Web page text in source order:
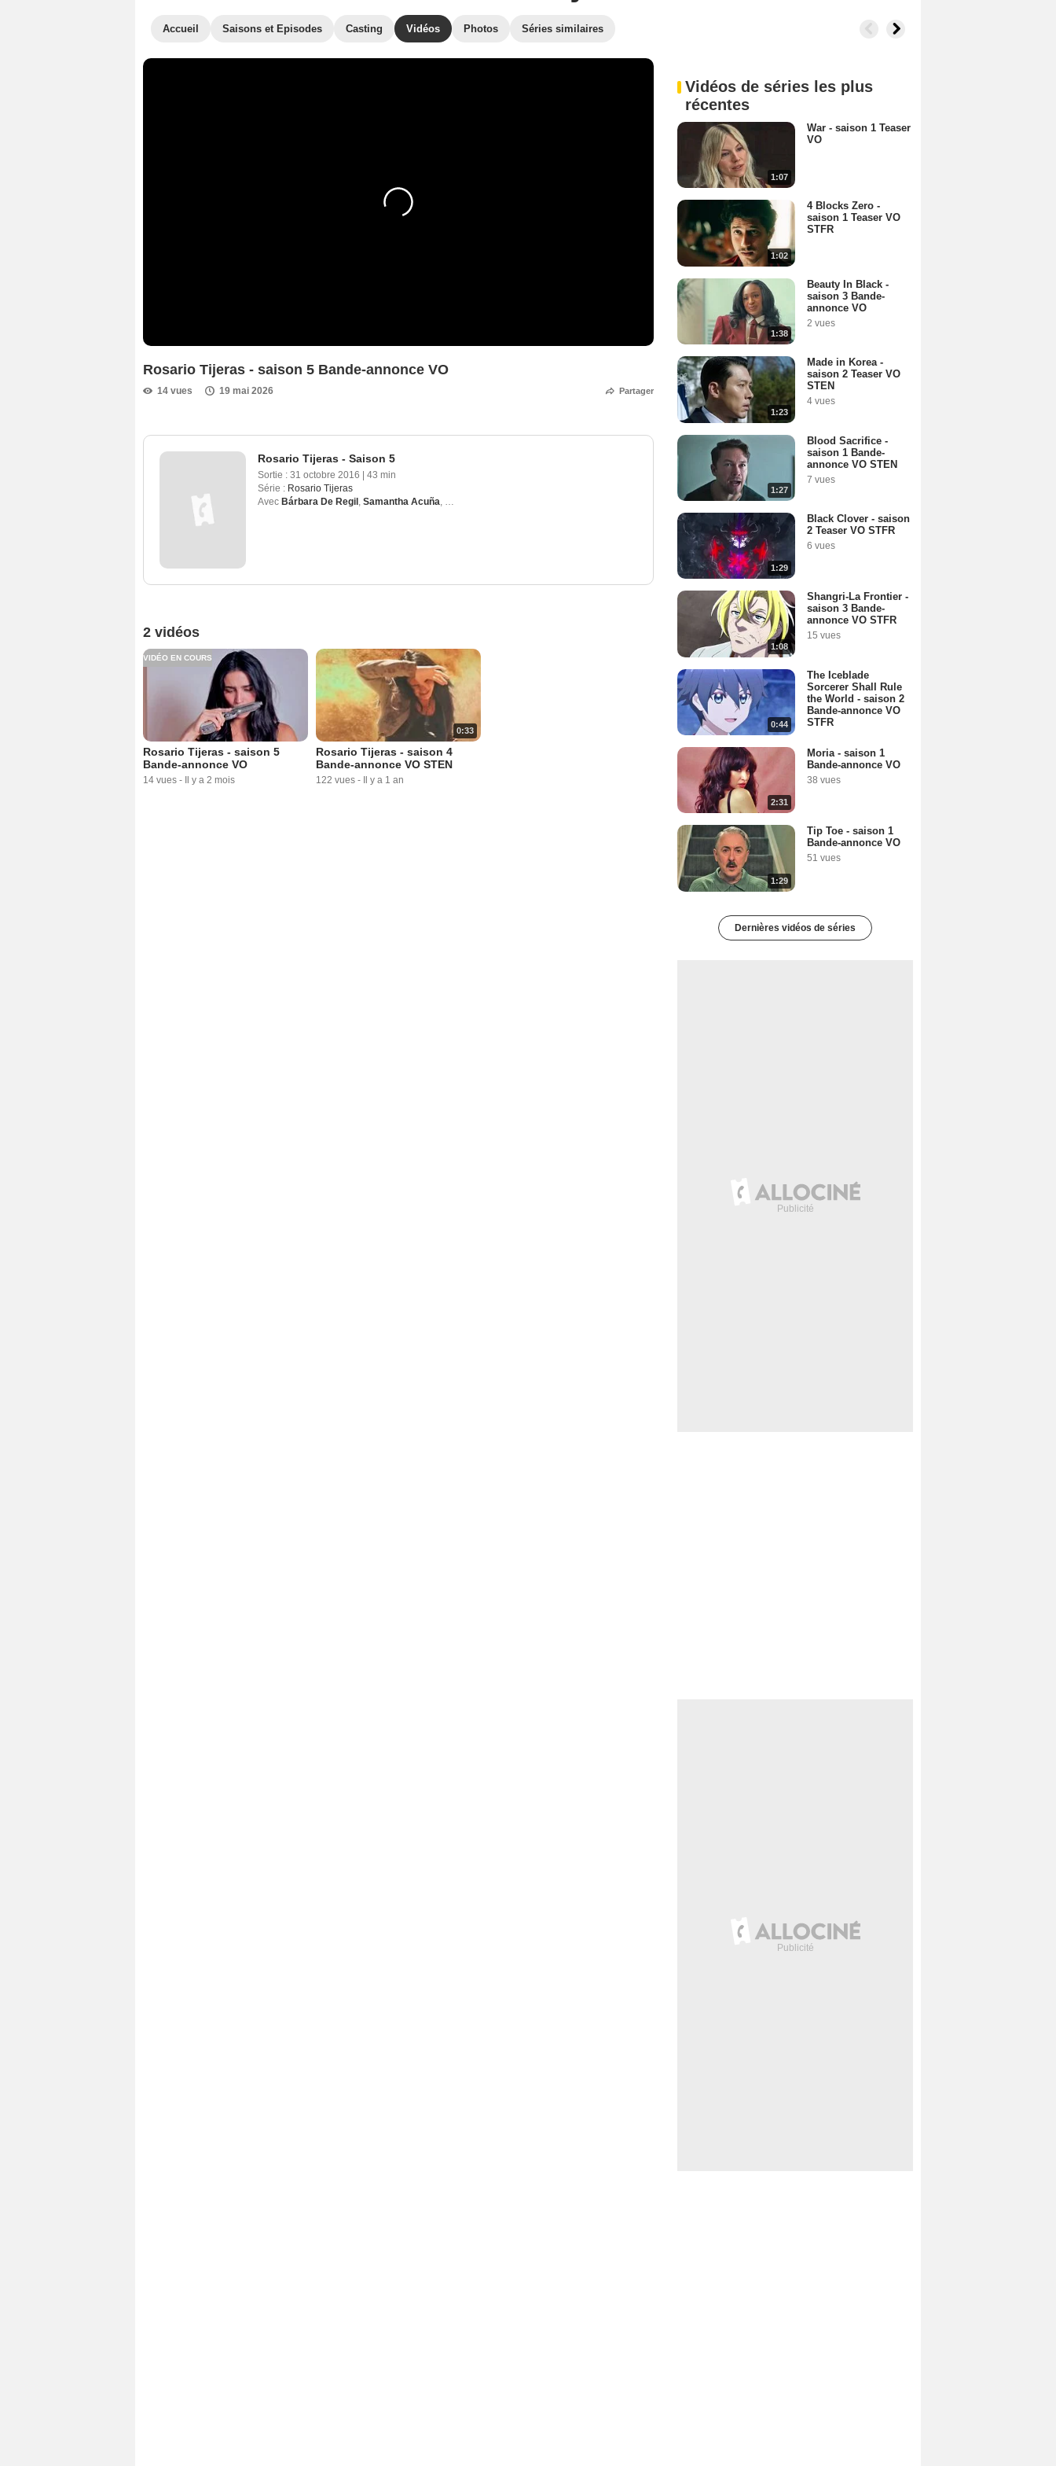
Accueil Saisons et Episodes Casting Vidéos Photos Séries similaires
Rosario Tijeras - saison 5 Bande-annonce VO
14 vues 19 mai 2026 Partager
Rosario Tijeras - Saison 5
Sortie : 31 octobre 2016
43 min
Série : Rosario Tijeras
Avec Bárbara De Regil , Samantha Acuña, Harold Azuara
2 vidéos
VIDÉO EN COURS
Rosario Tijeras - saison 5
Bande-annonce VO
14 vues - Il y a 2 mois
0:33
Rosario Tijeras - saison 4
Bande-annonce VO STEN
122 vues - Il y a 1 an
Vidéos de séries les plus
récentes
1:07
War - saison 1 Teaser
VO
1:02
4 Blocks Zero -
saison 1 Teaser VO
STFR
1:38
Beauty In Black -
saison 3 Bande-
annonce VO
2 vues
1:23
Made in Korea -
saison 2 Teaser VO
STEN
4 vues
1:27
Blood Sacrifice -
saison 1 Bande-
annonce VO STEN
7 vues
1:29
Black Clover - saison
2 Teaser VO STFR
6 vues
1:08
Shangri-La Frontier -
saison 3 Bande-
annonce VO STFR
15 vues
0:44
The Iceblade
Sorcerer Shall Rule
the World - saison 2
Bande-annonce VO
STFR
2:31
Moria - saison 1
Bande-annonce VO
38 vues
1:29
Tip Toe - saison 1
Bande-annonce VO
51 vues
Dernières vidéos de séries